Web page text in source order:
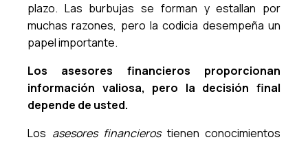
plazo. Las burbujas se forman y estallan por
muchas razones, pero la codicia desempeña un
papel importante.
Los asesores financieros proporcionan
información valiosa, pero la decisión final
depende de usted.
Los asesores financierostienen conocimientos